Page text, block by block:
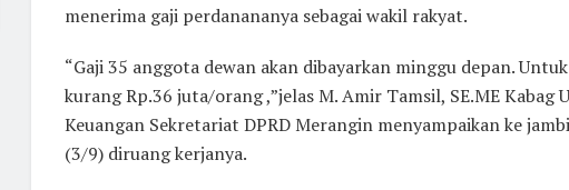
menerima gaji perdanananya sebagai wakil rakyat.
“Gaji 35 anggota dewan akan dibayarkan minggu depan.
kurang Rp.36 juta/orang ,”jelas M. Amir Tamsil, SE.ME Kabag
Keuangan Sekretariat DPRD Merangin menyampaikan ke
(3/9) diruang kerjanya.